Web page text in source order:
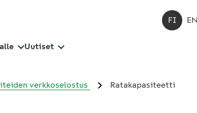
FI EN
Uutiset
verkkoselostus Ratakapasiteetti